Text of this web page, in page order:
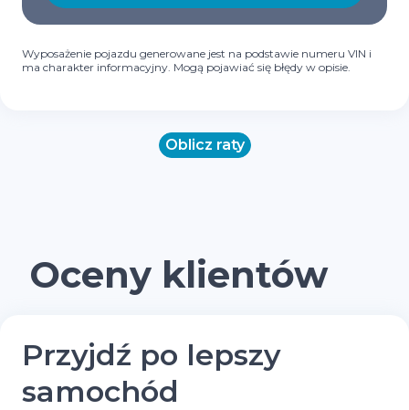
Wyposażenie pojazdu generowane jest na podstawie numeru VIN i
ma charakter informacyjny. Mogą pojawiać się błędy w opisie.
Oblicz raty
Oceny klientów
Przyjdź po lepszy
samochód